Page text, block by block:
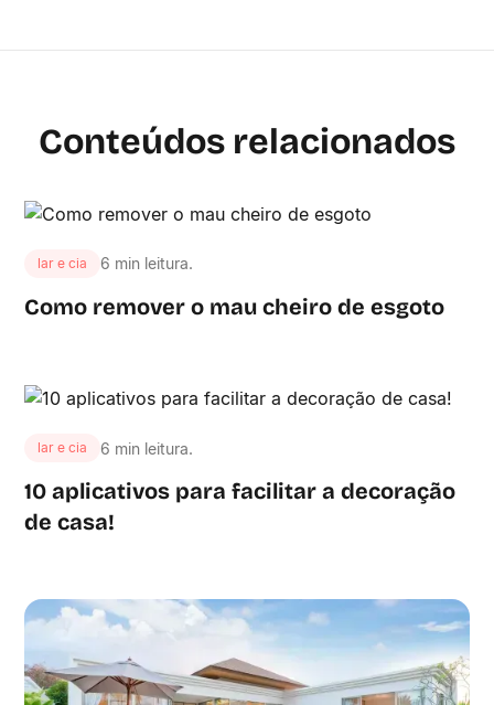
Conteúdos relacionados
lar e cia 6 min leitura.
Como remover o mau cheiro de esgoto
lar e cia 6 min leitura.
10 aplicativos para facilitar a decoração
de casa!